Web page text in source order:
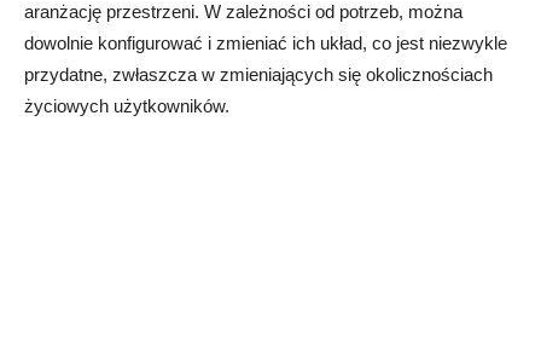
aranżację przestrzeni. W zależności od potrzeb, można
dowolnie konfigurować i zmieniać ich układ, co jest niezwykle
przydatne, zwłaszcza w zmieniających się okolicznościach
życiowych użytkowników.